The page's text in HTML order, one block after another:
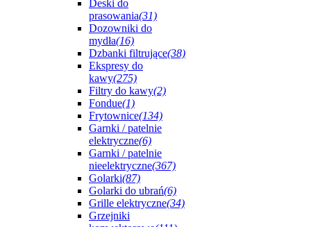
Deski do
prasowania(31)
Dozowniki do
mydła(16)
Dzbanki filtrujące(38)
Ekspresy do
kawy(275)
Filtry do kawy(2)
Fondue(1)
Frytownice(134)
Garnki / patelnie
elektryczne(6)
Garnki / patelnie
nieelektryczne(367)
Golarki(87)
Golarki do ubrań(6)
Grille elektryczne(34)
Grzejniki